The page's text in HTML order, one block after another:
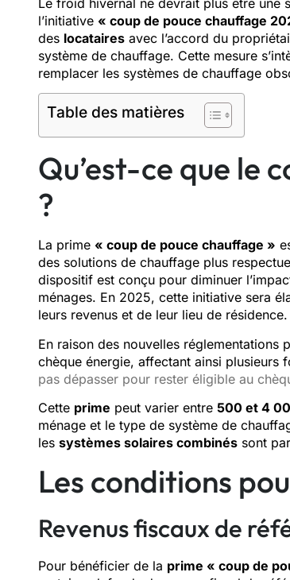
Le froid hivernal ne devrait plus être une
l’initiative « coup de pouce chauffage
des locataires avec l’accord du
système de chauffage. Cette mesure
remplacer les systèmes de chauffage
Table des matières
Qu’est-ce que le
?
La prime « coup de pouce chauffage »
des solutions de chauffage plus
dispositif est conçu pour diminuer
ménages. En 2025, cette initiative sera
leurs revenus et de leur lieu de résidence.
En raison des nouvelles réglementations
chèque énergie, affectant ainsi plusieurs
pas dépasser pour rester éligible au
Cette prime peut varier entre 500 et 4
ménage et le type de système de
les systèmes solaires combinés sont
Les conditions
Revenus fiscaux de
Pour bénéficier de la prime « coup de